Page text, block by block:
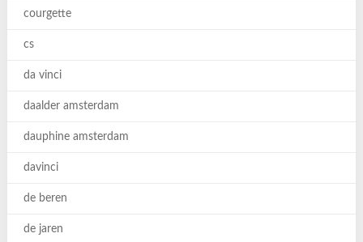
courgette
cs
da vinci
daalder amsterdam
dauphine amsterdam
davinci
de beren
de jaren